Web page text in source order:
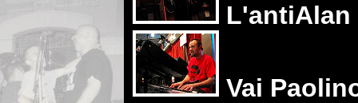
L'antiAlan
Vai